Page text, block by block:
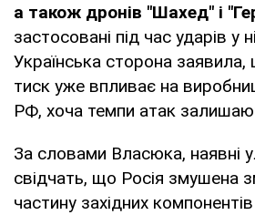
а також дронів "Шахед" і
застосовані під час ударів у
Українська сторона заявила,
тиск уже впливає на
РФ, хоча темпи атак
За словами Власюка, наявні
свідчать, що Росія змушена
частину західних